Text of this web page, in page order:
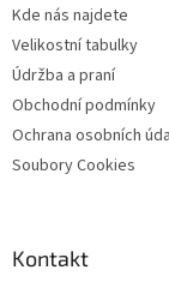
Kde nás najdete
Velikostní tabulky
Údržba a praní
Obchodní podmínky
Ochrana osobních
Soubory Cookies
Kontakt